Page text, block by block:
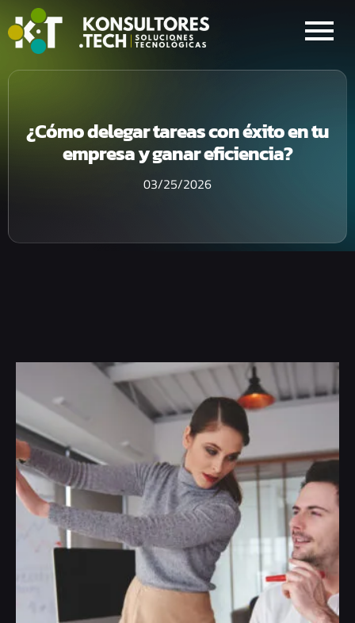
¿Cómo delegar tareas con éxito en tu
empresa y ganar eficiencia?
03/25/2026